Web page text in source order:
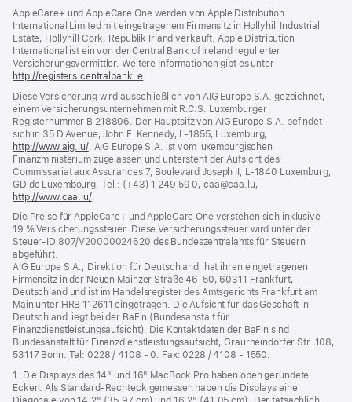
AppleCare+ und AppleCare One werden von Apple Distribution
International Limited mit eingetragenem Firmensitz in Hollyhill Industrial
Estate, Hollyhill Cork, Republik Irland verkauft. Apple Distribution
International ist ein von der Central Bank of Ireland regulierter
Versicherungsvermittler. Weitere Informationen gibt es unter
http://registers.centralbank.ie(Öffnet
neues
Fenster)
.
Diese Versicherung wird ausschließlich von AIG Europe S.A. gezeichnet,
einem Versicherungsunternehmen mit R.C.S. Luxemburger
Registernummer B 218806. Der Hauptsitz von AIG Europe S.A. befindet
sich in 35 D Avenue, John F. Kennedy, L‑1855, Luxemburg,
http://www.aig.lu/(Öffnet
ein
neues
Fenster)
. AIG Europe S.A. ist vom luxemburgischen
Finanzministerium zugelassen und untersteht der Aufsicht des
Commissariat aux Assurances 7, Boulevard Joseph II, L‑1840 Luxemburg,
GD de Luxembourg, Tel.: (+43) 1 249 59 0, caa@caa.lu,
http://www.caa.lu/(Öffnet
ein
neues
Fenster)
.
Die Preise für AppleCare+ und AppleCare One verstehen sich inklusive
19 % Versicherungssteuer. Diese Versicherungssteuer wird unter der
Steuer‑ID 807/V20000024620 des Bundeszentralamts für Steuern
abgeführt.
AIG Europe S.A., Direktion für Deutschland, hat ihren eingetragenen
Firmensitz in der Neuen Mainzer Straße 46‑50, 60311 Frankfurt,
Deutschland und ist im Handelsregister des Amtsgerichts Frankfurt am
Main unter HRB 112611 eingetragen. Die Aufsicht für das Geschäft in
Deutschland liegt bei der BaFin (Bundesanstalt für
Finanzdienstleistungsaufsicht). Die Kontaktdaten der BaFin sind
Bundesanstalt für Finanzdienstleistungsaufsicht, Graurheindorfer Str. 108,
53117 Bonn. Tel: 0228 / 4108 - 0. Fax: 0228 / 4108 - 1550.
1. Die Displays des 14" und 16" MacBook Pro haben oben gerundete
Ecken. Als Standard-Rechteck gemessen haben die Displays eine